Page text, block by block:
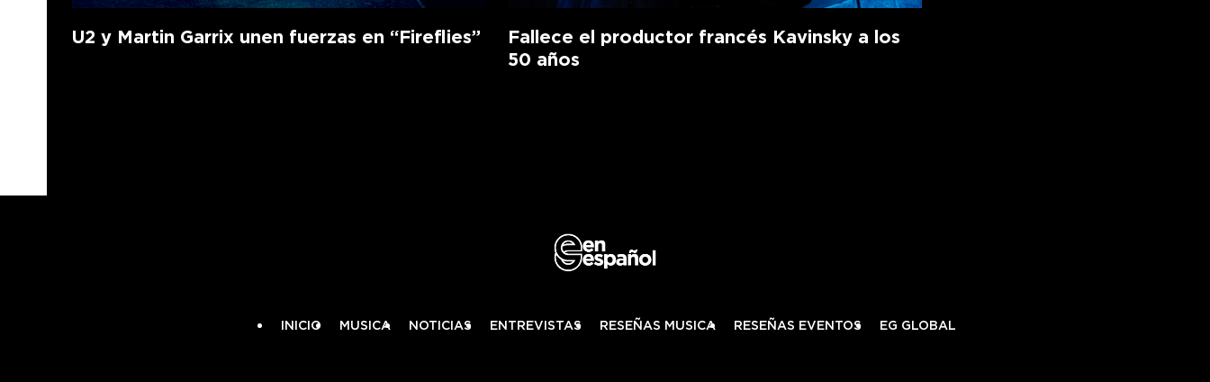
U2 y Martin Garrix unen fuerzas en “Fireflies”
Fallece el productor francés Kavinsky a los
50 años
INICIO MUSICA NOTICIAS ENTREVISTAS RESEÑAS MUSICA RESEÑAS EVENTOS EG GLOBAL